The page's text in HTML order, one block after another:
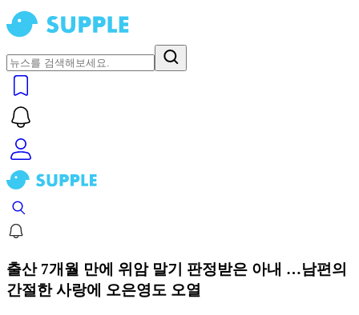
출산 7개월 만에 위암 말기 판정받은 아내 …남편의
간절한 사랑에 오은영도 오열